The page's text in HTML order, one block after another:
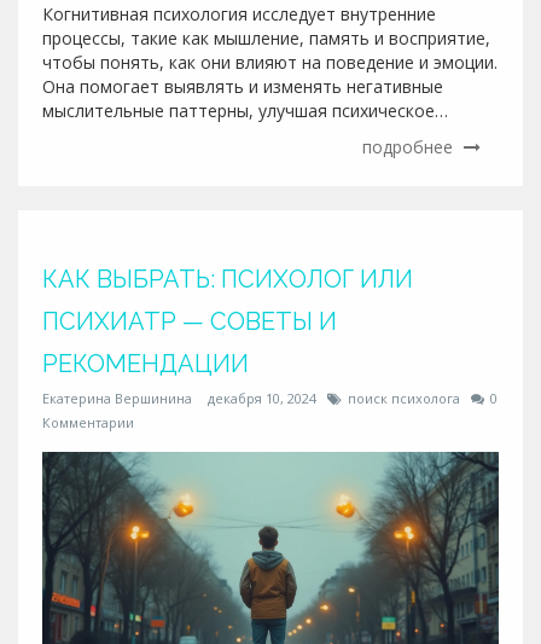
Когнитивная психология исследует внутренние
процессы, такие как мышление, память и восприятие,
чтобы понять, как они влияют на поведение и эмоции.
Она помогает выявлять и изменять негативные
мыслительные паттерны, улучшая психическое
применяются для лечения расстройств, таких как
подробнее
КАК ВЫБРАТЬ: ПСИХОЛОГ ИЛИ
ПСИХИАТР — СОВЕТЫ И
РЕКОМЕНДАЦИИ
Екатерина Вершинина декабря 10, 2024 поиск психолога
0
Комментарии